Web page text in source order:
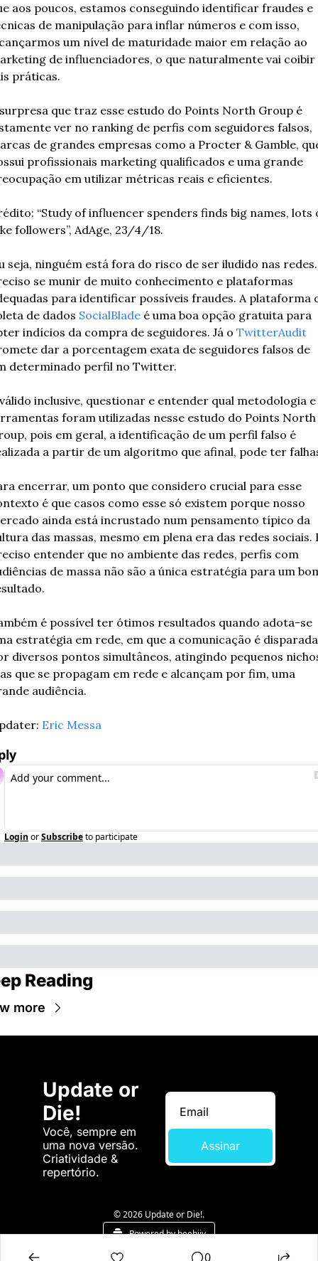
aos poucos, estamos conseguindo identificar fraudes e
de manipulação para inflar números e com isso,
um nível de maturidade maior em relação ao
de influenciadores, o que naturalmente vai coibir
práticas.
que traz esse estudo do Points North Group é
ver no ranking de perfis com seguidores falsos,
de grandes empresas como a Procter & Gamble,
profissionais marketing qualificados e uma grande
em utilizar métricas reais e eficientes.
“Study of influencer spenders finds big names, lots
followers”, AdAge, 23/4/18.
seja, ninguém está fora do risco de ser iludido nas
se munir de muito conhecimento e plataformas
para identificar possíveis fraudes. A plataforma
de dados SocialBlade é uma boa opção gratuita para
indícios da compra de seguidores. Já o TwitterAudit
dar a porcentagem exata de seguidores falsos de
determinado perfil no Twitter.
inclusive, questionar e entender qual metodologia e
foram utilizadas nesse estudo do Points North
pois em geral, a identificação de um perfil falso é
a partir de um algoritmo que afinal, pode ter
encerrar, um ponto que considero crucial para esse
é que casos como esse só existem porque nosso
ainda está incrustado num pensamento típico da
das massas, mesmo em plena era das redes sociais.
entender que no ambiente das redes, perfis com
de massa não são a única estratégia para um
é possível ter ótimos resultados quando adota-se
estratégia em rede, em que a comunicação é disparada
diversos pontos simultâneos, atingindo pequenos
que se propagam em rede e alcançam por fim, uma
audiência.
Eric Messa
Login orSubscribeto participate
Reading
more
Update or
Die!
Você, sempre em
uma nova versão.
Criatividade &
repertório.
Assinar
© 2026 Update or Die!.
Powered by beehiiv
0